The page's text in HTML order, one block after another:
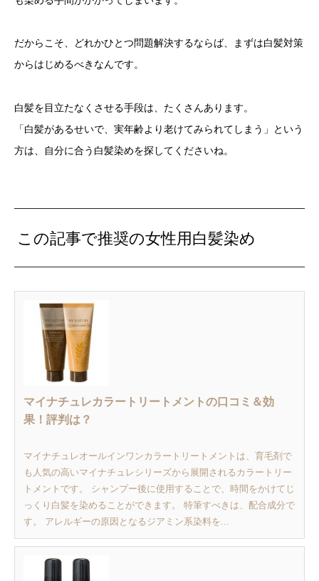
だからこそ、どれかひとつ問題解決するならば、まずは白髪対策
からはじめるべきなんです。
白髪を目立たなくさせる手段は、たくさんあります。
「白髪があるせいで、実年齢より老けてみられてしまう」という
方は、自分に合う白髪染めを探してくださいね。
この記事で推奨の女性用白髪染め
マイナチュレカラートリートメントの口コミ＆効
果！評判は？
マイナチュレオールインワンカラートリートメントは、育毛剤で
も人気の高いマイナチュレシリーズから展開されるカラートリー
トメントです。 シャンプー後に使用することで、時間をかけてじ
っくり白髪を染めることができます。 特筆すべきは、配合成分で
す。 アレルギーの原因となるジアミン系染料を...